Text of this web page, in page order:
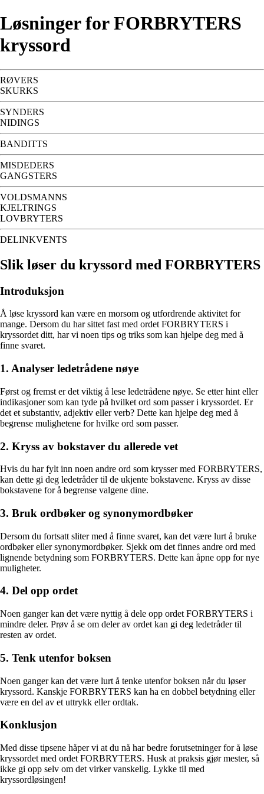
Løsninger for FORBRYTERS
kryssord
RØVERS
SKURKS
SYNDERS
NIDINGS
BANDITTS
MISDEDERS
GANGSTERS
VOLDSMANNS
KJELTRINGS
LOVBRYTERS
DELINKVENTS
Slik løser du kryssord med FORBRYTERS
Introduksjon
Å løse kryssord kan være en morsom og utfordrende aktivitet for
mange. Dersom du har sittet fast med ordet FORBRYTERS i
kryssordet ditt, har vi noen tips og triks som kan hjelpe deg med å
finne svaret.
1. Analyser ledetrådene nøye
Først og fremst er det viktig å lese ledetrådene nøye. Se etter hint eller
indikasjoner som kan tyde på hvilket ord som passer i kryssordet. Er
det et substantiv, adjektiv eller verb? Dette kan hjelpe deg med å
begrense mulighetene for hvilke ord som passer.
2. Kryss av bokstaver du allerede vet
Hvis du har fylt inn noen andre ord som krysser med FORBRYTERS,
kan dette gi deg ledetråder til de ukjente bokstavene. Kryss av disse
bokstavene for å begrense valgene dine.
3. Bruk ordbøker og synonymordbøker
Dersom du fortsatt sliter med å finne svaret, kan det være lurt å bruke
ordbøker eller synonymordbøker. Sjekk om det finnes andre ord med
lignende betydning som FORBRYTERS. Dette kan åpne opp for nye
muligheter.
4. Del opp ordet
Noen ganger kan det være nyttig å dele opp ordet FORBRYTERS i
mindre deler. Prøv å se om deler av ordet kan gi deg ledetråder til
resten av ordet.
5. Tenk utenfor boksen
Noen ganger kan det være lurt å tenke utenfor boksen når du løser
kryssord. Kanskje FORBRYTERS kan ha en dobbel betydning eller
være en del av et uttrykk eller ordtak.
Konklusjon
Med disse tipsene håper vi at du nå har bedre forutsetninger for å løse
kryssordet med ordet FORBRYTERS. Husk at praksis gjør mester, så
ikke gi opp selv om det virker vanskelig. Lykke til med
kryssordløsingen!